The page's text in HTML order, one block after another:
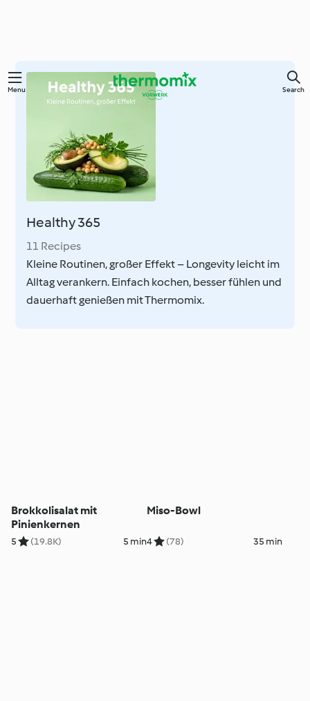
Skip
Menu Search
Healthy 365
11 Recipes
Kleine Routinen, großer Effekt – Longevity leicht im
Alltag verankern. Einfach kochen, besser fühlen und
dauerhaft genießen mit Thermomix.
Brokkolisalat mit
Pinienkernen
5 (19.8K) 5 min
Miso-Bowl
4 (78) 35 min